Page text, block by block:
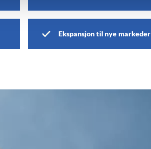
Ekspansjon til nye markeder